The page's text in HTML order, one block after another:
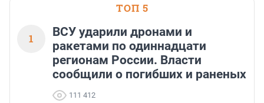
ТОП 5
1
ВСУ ударили дронами и
ракетами по одиннадцати
регионам России. Власти
сообщили о погибших и раненых
111 412